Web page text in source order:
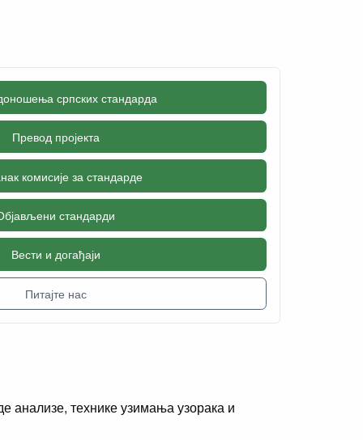
српских стандарда
Превод пројекта
комисије за стандарде
стандарди
Вести и догађаји
Питајте нас
анализе, технике узимања узорака и